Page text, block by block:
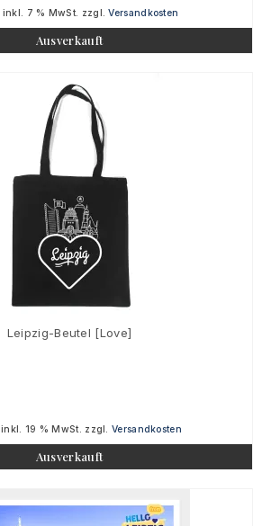
inkl. 7 % MwSt. zzgl.Versandkosten
Ausverkauft
Leipzig-Beutel [Love]
inkl. 19 % MwSt. zzgl.Versandkosten
Ausverkauft